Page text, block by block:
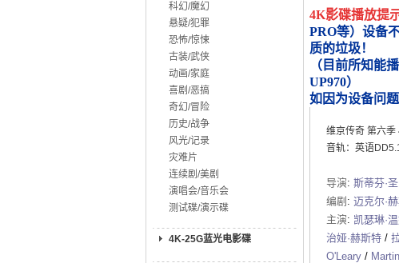
科幻/魔幻
悬疑/犯罪
恐怖/惊悚
古装/武侠
动画/家庭
喜剧/恶搞
奇幻/冒险
历史/战争
风光/记录
灾难片
连续剧/美剧
演唱会/音乐会
测试碟/演示碟
4K-25G蓝光电影碟
4K影碟播放提
PRO等）设备
质的垃圾！
（目前所知能
UP970）
如因为设备问
维京传奇 第六季
音轨：英语
导演: 斯蒂芬·
编剧 : 迈克尔·
主演: 凯瑟琳·
治娅·赫斯特 /
O'Leary /